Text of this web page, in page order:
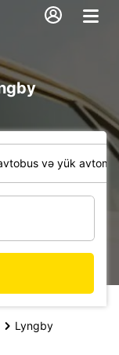
və yük
Lyngby